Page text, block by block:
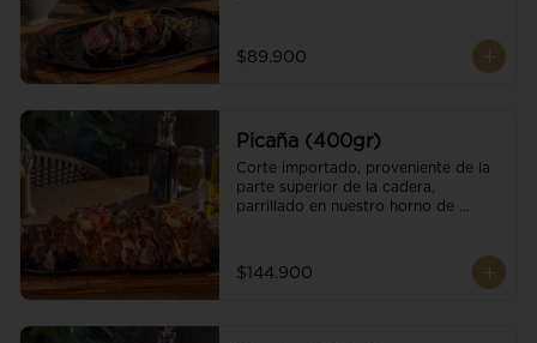
mantequilla de ajo y pimientos.
Acompañado de salsa criolla y una
$89.900
Picaña (400gr)
Corte importado, proveniente de la
parte superior de la cadera,
parrillado en nuestro horno de
Acompañado de salsa criolla de la
casa.
$144.900